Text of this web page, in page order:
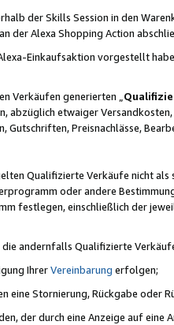
der Skills Session in den
der Alexa Shopping Action
Einkaufsaktion vorgestellt
Verkäufen generierten „
abzüglich etwaiger
Gutschriften, Preisnachlässe,
Qualifizierte Verkäufe nicht
oder andere
festlegen, einschließlich der
andernfalls Qualifizierte
IhrerVereinbarung erfolgen;
eine Stornierung, Rückgabe oder
der durch eine Anzeige auf